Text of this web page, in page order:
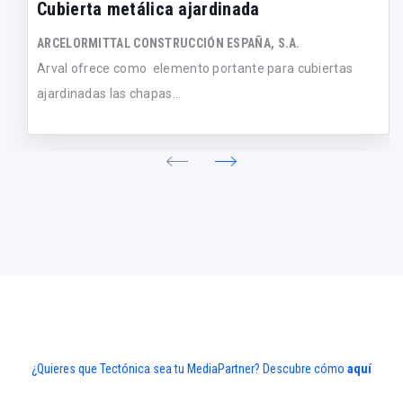
Cubierta metálica ajardinada
ARCELORMITTAL CONSTRUCCIÓN ESPAÑA, S.A.
Arval ofrece como elemento portante para cubiertas
ajardinadas las chapas...
¿Quieres que Tectónica sea tu MediaPartner? Descubre cómo aquí